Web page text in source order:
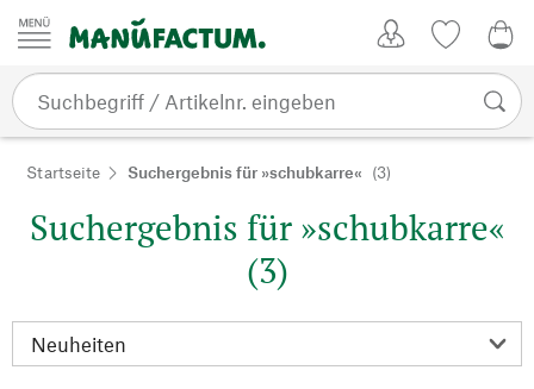
Zum Inhalt springen
Startseite Suchergebnis für »schubkarre« (3)
Suchergebnis für »schubkarre«
(3)